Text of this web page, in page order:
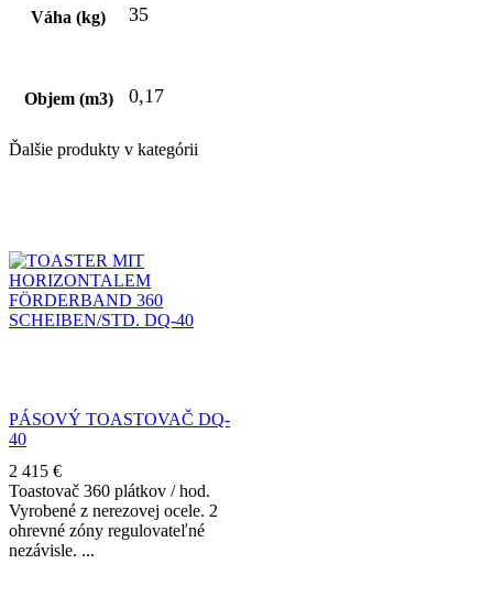
Váha (kg) 35
Objem (m3) 0,17
Ďalšie produkty v kategórii
PÁSOVÝ TOASTOVAČ DQ-
40
2 415 €
Toastovač 360 plátkov / hod.
Vyrobené z nerezovej ocele. 2
ohrevné zóny regulovateľné
nezávisle.